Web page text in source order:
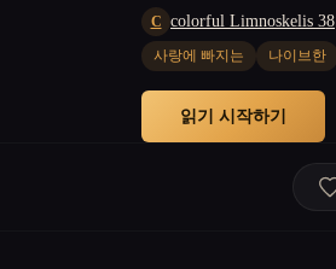
C colorful Limnoskelis 38
사랑에 빠지는 나이브한
읽기 시작하기